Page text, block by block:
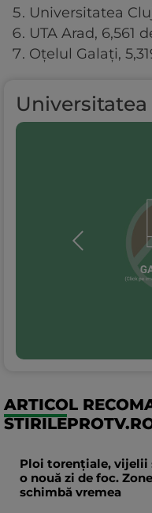
Universitatea
UTA Arad, 6,561
Oțelul Galați,
Universitatea
ARTICOL
Ploi torențiale, vijelii
o nouă zi de foc.
schimbă vremea